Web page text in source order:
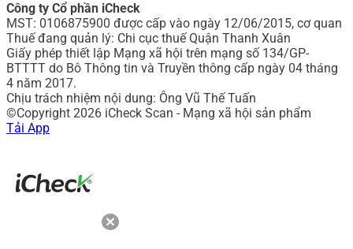
Công ty Cổ phần iCheck
MST: 0106875900 được cấp vào ngày 12/06/2015, cơ quan
Thuế đang quản lý: Chi cục thuế Quận Thanh Xuân
Giấy phép thiết lập Mạng xã hội trên mạng số 134/GP-
BTTTT do Bô Thông tin và Truyền thông cấp ngày 04 tháng
4 năm 2017.
Chịu trách nhiệm nội dung: Ông Vũ Thế Tuấn
©Copyright 2026 iCheck Scan - Mạng xã hội sản phẩm
Tải App